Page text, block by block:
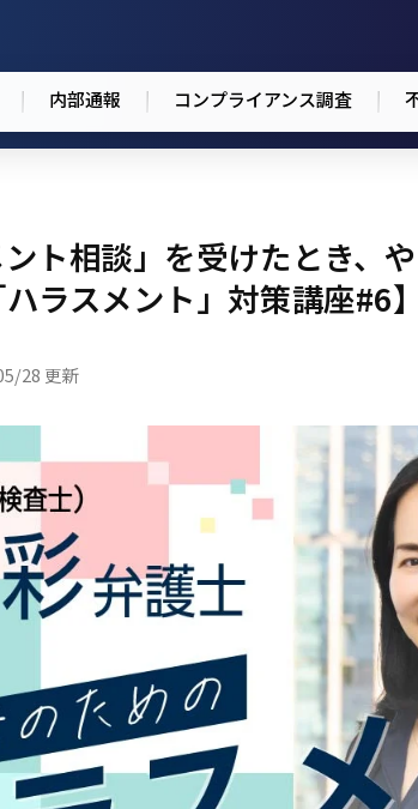
内部通報 コンプライアンス調査
ト相談」を受けたとき、
ラスメント」対策講座#6】
28 更新